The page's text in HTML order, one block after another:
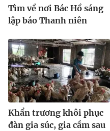
Tìm về nơi Bác Hồ sáng
lập báo Thanh niên
Khẩn trương khôi phục
đàn gia súc, gia cầm sau